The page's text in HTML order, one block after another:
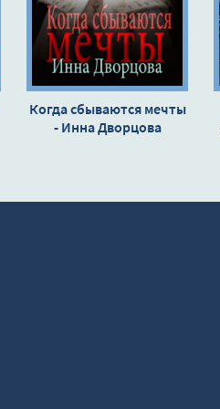
Когда сбываются мечты
- Инна Дворцова